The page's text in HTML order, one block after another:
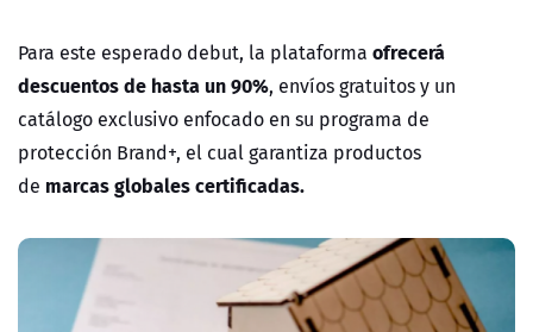
Para este esperado debut, la plataforma ofrecerá
descuentos de hasta un 90%, envíos gratuitos y un
catálogo exclusivo enfocado en su programa de
protección Brand+, el cual garantiza productos
de marcas globales certificadas.